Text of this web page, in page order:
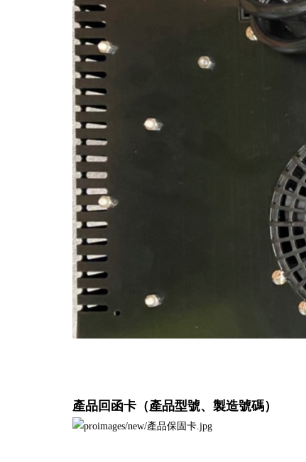
產品回函卡（產品型號、製造號碼）